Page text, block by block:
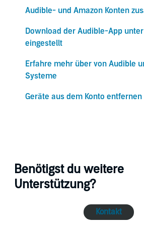
Audible- und Amazon Konten
Download der Audible-App unter
eingestellt
Erfahre mehr über von Audible
Systeme
Geräte aus dem Konto entfernen
Benötigst du weitere
Unterstützung?
Kontakt